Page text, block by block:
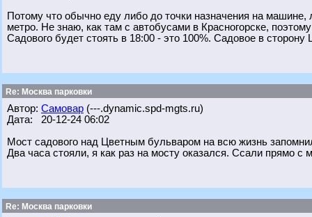
Потому что обычно еду либо до точки назначения на
метро. Не знаю, как там с автобусами в Красногорске,
Садового будет стоять в 18:00 - это 100%. Садовое в сторону
Re: Москва парковки
Автор: Самовар (---.dynamic.spd-mgts.ru)
Дата: 20-12-24 06:02
Мост садового над Цветным бульваром на всю жизнь
Два часа стояли, я как раз на мосту оказался. Ссали прямо с
Re: Москва парковки